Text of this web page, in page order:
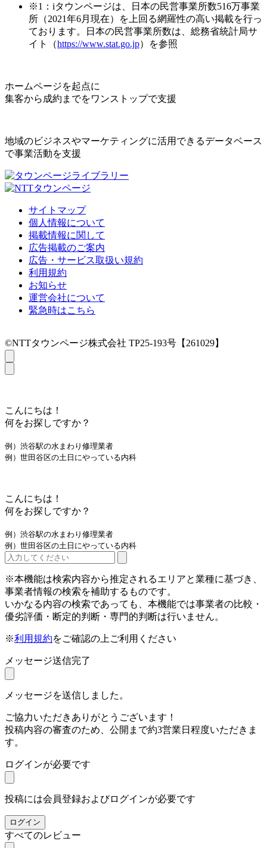
※1：iタウンページは、日本の民営事業所数516万事業
所（2021年6月現在）を上回る網羅性の高い掲載を行っ
ております。日本の民営事業所数は、総務省統計局サ
イト（https://www.stat.go.jp）を参照
ホームページを起点に
集客から成約までをワンストップで支援
地域のビジネスやマーケティングに活用できるデータベース
で事業活動を支援
サイトマップ
個人情報について
掲載情報に関して
広告掲載のご案内
広告・サービス取扱い規約
利用規約
お知らせ
運営会社について
緊急時はこちら
©NTTタウンページ株式会社 TP25-193号【261029】
こんにちは！
何をお探しですか？
例）渋谷駅の水まわり修理業者
例）世田谷区の土日にやっている内科
こんにちは！
何をお探しですか？
例）渋谷駅の水まわり修理業者
例）世田谷区の土日にやっている内科
※本機能は検索内容から推定されるエリアと業種に基づき、
事業者情報の検索を補助するものです。
いかなる内容の検索であっても、本機能では事業者の比較・
優劣評価・断定的判断・専門的判断は行いません。
※利用規約をご確認の上ご利用ください
メッセージ送信完了
メッセージを送信しました。
ご協力いただきありがとうございます！
投稿内容の審査のため、公開まで約3営業日程度いただきま
す。
ログインが必要です
投稿には会員登録およびログインが必要です
ログイン
すべてのレビュー